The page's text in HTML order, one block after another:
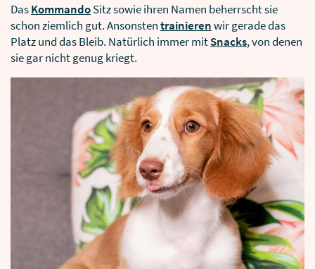
DasKommandoSitz sowie ihren Namen beherrscht sie
schon ziemlich gut. Ansonstentrainierenwir gerade das
Platz und das Bleib. Natürlich immer mitSnacks, von denen
sie gar nicht genug kriegt.